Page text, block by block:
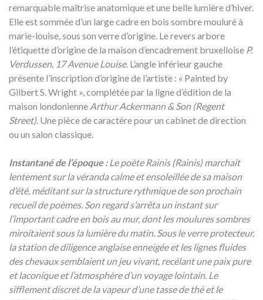
remarquable maîtrise anatomique et une belle lumière d’hiver.
Elle est sommée d’un large cadre en bois sombre mouluré à
marie-louise, sous son verre d’origine. Le revers arbore
l’étiquette d’origine de la maison d’encadrement bruxelloise P.
Verdussen, 17 Avenue Louise. L’angle inférieur gauche
présente l’inscription d’origine de l’artiste : « Painted by
Gilbert S. Wright », complétée par la ligne d’édition de la
maison londonienne Arthur Ackermann & Son (Regent
Street). Une pièce de caractère pour un cabinet de direction
ou un salon classique.
Instantané de l’époque : Le poète Rainis (Rainis) marchait
lentement sur la véranda calme et ensoleillée de sa maison
d’été, méditant sur la structure rythmique de son prochain
recueil de poèmes. Son regard s’arrêta un instant sur
l’important cadre en bois au mur, dont les moulures sombres
miroitaient sous la lumière du matin. Sous le verre protecteur,
la station de diligence anglaise enneigée et les lignes fluides
des chevaux semblaient un jeu vivant, recélant une paix pure
et laconique et l’atmosphère d’un voyage lointain. Le
sifflement discret de la vapeur d’une tasse de thé et le